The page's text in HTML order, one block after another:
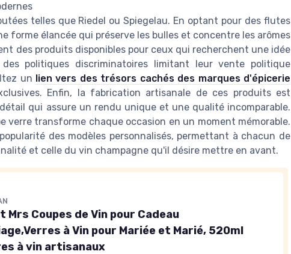
telles que Riedel ou Spiegelau. En optant pour des flutes
forme élancée qui préserve les bulles et concentre les arômes
des produits disponibles pour ceux qui recherchent une idée
politiques discriminatoires limitant leur vente politique
un lien vers des trésors cachés des marques d'épicerie
Enfin, la fabrication artisanale de ces produits est
qui assure un rendu unique et une qualité incomparable.
verre transforme chaque occasion en un moment mémorable.
des modèles personnalisés, permettant à chacun de
et celle du vin champagne qu'il désire mettre en avant.
Mrs Coupes de Vin pour Cadeau
à Vin pour Mariée et Marié, 520ml
à vin artisanaux